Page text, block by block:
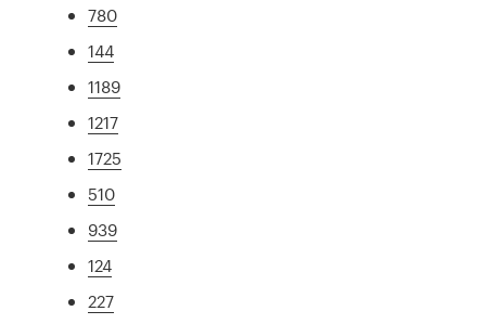
780
144
1189
1217
1725
510
939
124
227